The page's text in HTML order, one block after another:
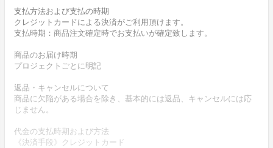
支払方法および支払の時期
クレジットカードによる決済がご利用頂けます。
支払時期：商品注文確定時でお支払いが確定致します。
商品のお届け時期
プロジェクトごとに明記
返品・キャンセルについて
商品に欠陥がある場合を除き、基本的には返品、キャンセルには応
じません。
代金の支払時期および方法
《決済手段》クレジットカード